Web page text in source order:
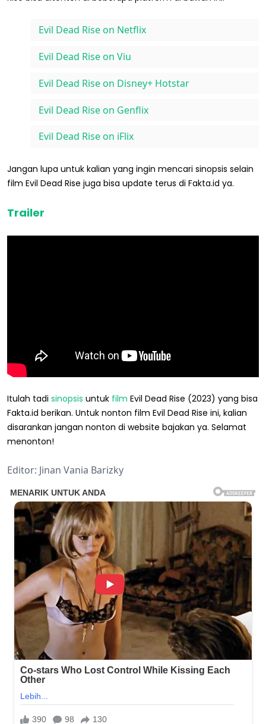
Evil Dead Rise on Netflix
Evil Dead Rise on Viu
Evil Dead Rise on Disney+ Hotstar
Evil Dead Rise on Genflix
Evil Dead Rise on iFlix
Jangan lupa untuk kalian yang ingin mencari sinopsis selain
film Evil Dead Rise juga bisa update terus di Fakta.id ya.
Trailer
Itulah tadi sinopsis untuk film Evil Dead Rise (2023) yang bisa
Fakta.id berikan. Untuk nonton film Evil Dead Rise ini, kalian
disarankan jangan nonton di website bajakan ya. Selamat
menonton!
Editor: Jinan Vania Barizky